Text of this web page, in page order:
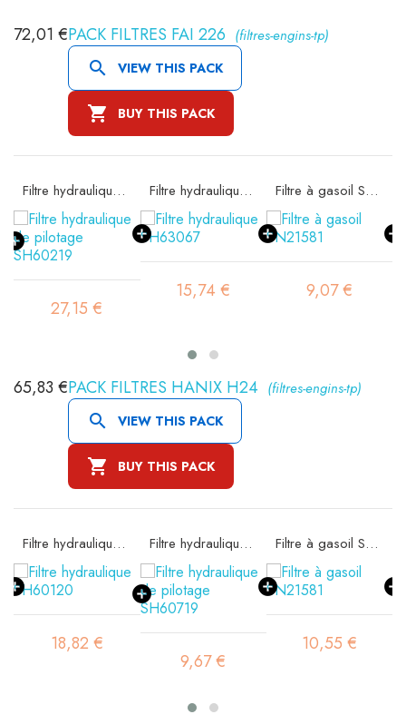
PACK FILTRES FAI 226 (filtres-engins-tp)
 VIEW THIS PACK
 BUY THIS PACK
72,01 €
Filtre hydraulique de pilotage SH60219
27,15 €
Filtre hydraulique SH63067
15,74 €
Filtre à gasoil SN21581
9,07 €
PACK FILTRES HANIX H24 (filtres-engins-tp)
 VIEW THIS PACK
 BUY THIS PACK
65,83 €
Filtre hydraulique SH60120
18,82 €
Filtre hydraulique de pilotage SH60719
9,67 €
Filtre à gasoil SN21581
10,55 €